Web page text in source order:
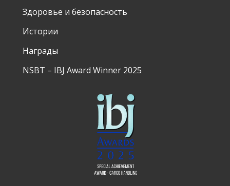
Здоровье и безопасность
Истории
Награды
NSBT – IBJ Award Winner 2025